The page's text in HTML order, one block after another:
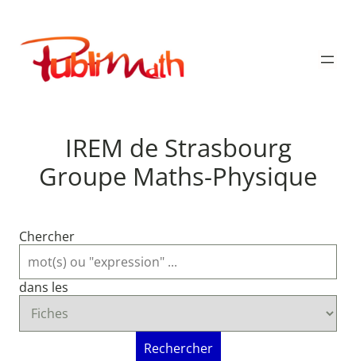
contenu
Publimath
IREM de Strasbourg
Groupe Maths-Physique
Chercher
dans les
Rechercher